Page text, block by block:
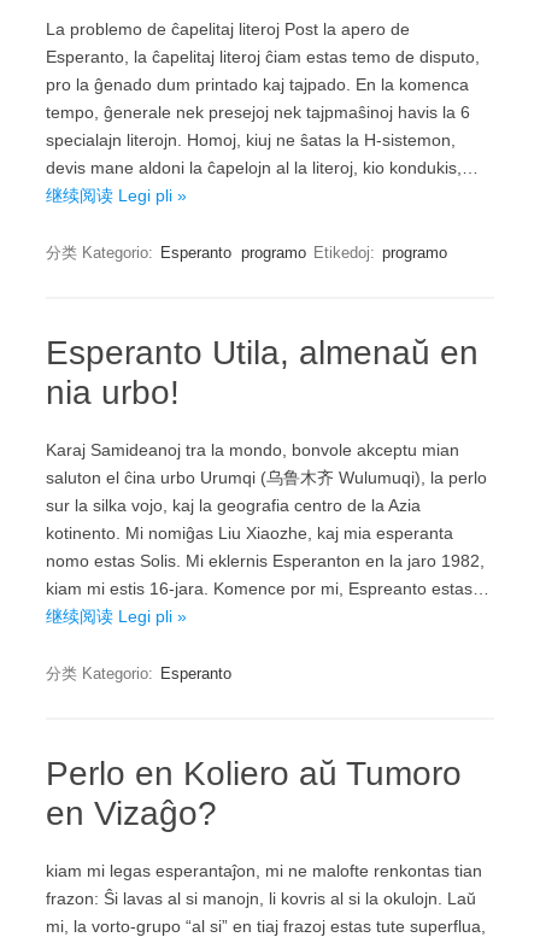
La problemo de ĉapelitaj literoj Post la apero de
Esperanto, la ĉapelitaj literoj ĉiam estas temo de disputo,
pro la ĝenado dum printado kaj tajpado. En la komenca
tempo, ĝenerale nek presejoj nek tajpmaŝinoj havis la 6
specialajn literojn. Homoj, kiuj ne ŝatas la H-sistemon,
devis mane aldoni la ĉapelojn al la literoj, kio kondukis,…
继续阅读 Legi pli »
分类 Kategorio: Esperanto programo Etikedoj: programo
Esperanto Utila, almenaŭ en
nia urbo!
Karaj Samideanoj tra la mondo, bonvole akceptu mian
saluton el ĉina urbo Urumqi (乌鲁木齐 Wulumuqi), la perlo
sur la silka vojo, kaj la geografia centro de la Azia
kotinento. Mi nomiĝas Liu Xiaozhe, kaj mia esperanta
nomo estas Solis. Mi eklernis Esperanton en la jaro 1982,
kiam mi estis 16-jara. Komence por mi, Espreanto estas…
继续阅读 Legi pli »
分类 Kategorio: Esperanto
Perlo en Koliero aŭ Tumoro
en Vizaĝo?
kiam mi legas esperantaĵon, mi ne malofte renkontas tian
frazon: Ŝi lavas al si manojn, li kovris al si la okulojn. Laŭ
mi, la vorto-grupo “al si” en tiaj frazoj estas tute superflua,